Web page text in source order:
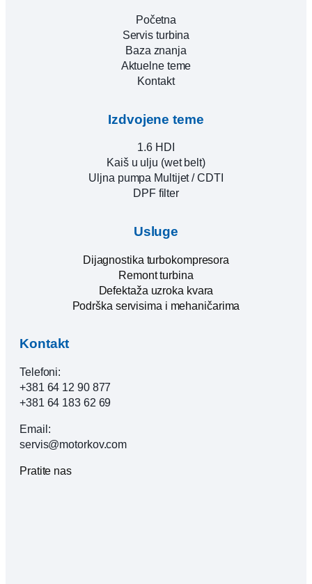
Početna
Servis turbina
Baza znanja
Aktuelne teme
Kontakt
Izdvojene teme
1.6 HDI
Kaiš u ulju (wet belt)
Uljna pumpa Multijet / CDTI
DPF filter
Usluge
Dijagnostika turbokompresora
Remont turbina
Defektaža uzroka kvara
Podrška servisima i mehaničarima
Kontakt
Telefoni:
+381 64 12 90 877
+381 64 183 62 69
Email:
servis@motorkov.com
Pratite nas